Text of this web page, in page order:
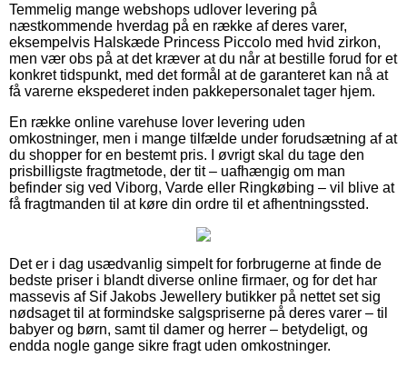
Temmelig mange webshops udlover levering på
næstkommende hverdag på en række af deres varer,
eksempelvis Halskæde Princess Piccolo med hvid zirkon,
men vær obs på at det kræver at du når at bestille forud for et
konkret tidspunkt, med det formål at de garanteret kan nå at
få varerne ekspederet inden pakkepersonalet tager hjem.
En række online varehuse lover levering uden
omkostninger, men i mange tilfælde under forudsætning af at
du shopper for en bestemt pris. I øvrigt skal du tage den
prisbilligste fragtmetode, der tit – uafhængig om man
befinder sig ved Viborg, Varde eller Ringkøbing – vil blive at
få fragtmanden til at køre din ordre til et afhentningssted.
Det er i dag usædvanlig simpelt for forbrugerne at finde de
bedste priser i blandt diverse online firmaer, og for det har
massevis af Sif Jakobs Jewellery butikker på nettet set sig
nødsaget til at formindske salgspriserne på deres varer – til
babyer og børn, samt til damer og herrer – betydeligt, og
endda nogle gange sikre fragt uden omkostninger.